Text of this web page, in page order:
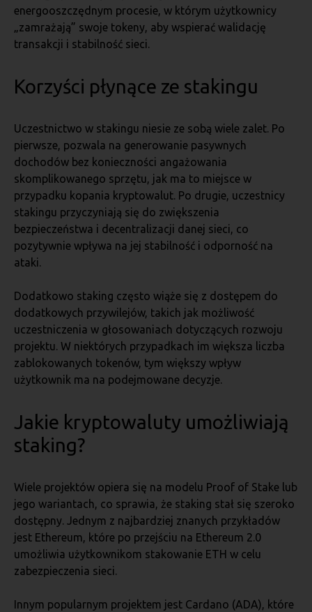
energooszczędnym procesie, w którym użytkownicy
„zamrażają” swoje tokeny, aby wspierać walidację
transakcji i stabilność sieci.
Korzyści płynące ze stakingu
Uczestnictwo w stakingu niesie ze sobą wiele zalet. Po
pierwsze, pozwala na generowanie pasywnych
dochodów bez konieczności angażowania
skomplikowanego sprzętu, jak ma to miejsce w
przypadku kopania kryptowalut. Po drugie, uczestnicy
stakingu przyczyniają się do zwiększenia
bezpieczeństwa i decentralizacji danej sieci, co
pozytywnie wpływa na jej stabilność i odporność na
ataki.
Dodatkowo staking często wiąże się z dostępem do
dodatkowych przywilejów, takich jak możliwość
uczestniczenia w głosowaniach dotyczących rozwoju
projektu. W niektórych przypadkach im większa liczba
zablokowanych tokenów, tym większy wpływ
użytkownik ma na podejmowane decyzje.
Jakie kryptowaluty umożliwiają
staking?
Wiele projektów opiera się na modelu Proof of Stake lub
jego wariantach, co sprawia, że staking stał się szeroko
dostępny. Jednym z najbardziej znanych przykładów
jest Ethereum, które po przejściu na Ethereum 2.0
umożliwia użytkownikom stakowanie ETH w celu
zabezpieczenia sieci.
Innym popularnym projektem jest Cardano (ADA), które